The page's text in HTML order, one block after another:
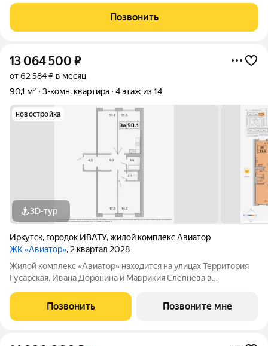
пятнадцатиэтажного дома. Дом у набережной Ангары.
СМОТРИ ВИДЕООБЗОР ЭТОГО ОБЪЕКТА Отличная
Позвонить
13 064 500 ₽
от 62 584 ₽ в месяц
90,1 м²
3-комн. квартира 4 этаж из 14
новостройка
3D-тур
Иркутск, городок ИВАТУ,жилой комплекс Авиатор
ЖК «Авиатор», 2 квартал 2028
Жилой комплекс «Авиатор» находится на улицах Территория
Гусарская, Ивана Доронина и Маврикия Слепнёва в
важно быстро добраться до центра города. Хорошая
транспортная развязка с большим
Позвонить Позвоните мне